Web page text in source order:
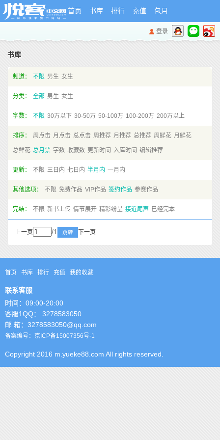
首页 书库 排行 充值 包月
登录
书库
频道： 不限 男生 女生
分类： 全部 男生 女生
字数： 不限 30万以下 30-50万 50-100万 100-200万 200万以上
排序： 周点击 月点击 总点击 周推荐 月推荐 总推荐 周鲜花 月鲜花
总鲜花 总月票 字数 收藏数 更新时间 入库时间 编辑推荐
更新： 不限 三日内 七日内 半月内 一月内
其他选项： 不限 免费作品 VIP作品 签约作品 参赛作品
完结： 不限 新书上传 情节展开 精彩纷呈 接近尾声 已经完本
上一页 /1 跳转 下一页
首页 书库 排行 充值 我的收藏
联系客服
时间：09:00-20:00
客服1QQ： 3278583050
邮 箱：3278583050@qq.com
备案编号：京ICP备15007356号-1
Copyright 2016 m.yueke88.com All rights reserved.